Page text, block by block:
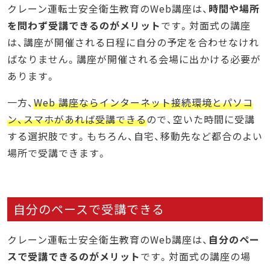
クレーン運転士安全衛生教育のWeb講座は、 時間や場所
を問わず受講できるのがメリットです。 対面式の講座
は、講座が開催される日程に自分の予定を合わせなけれ
ばなりません。講座が開催される会場に出かける必要が
あります。
一方、 Web 講座ならインターネット接続環境とパソコ
ン、スマホがあれば受講できるので、空いた時間に受講
する選択肢です。もちろん、自宅、移動先など都合のよい
場所で受講できます。
自分のペースで受講できる
クレーン運転士安全衛生教育のWeb講座は、 自分のペー
スで受講できるのがメリットです。 対面式の講座の場